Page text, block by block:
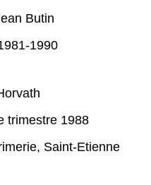
Butin
1990
trimestre 1988
Saint-Etienne